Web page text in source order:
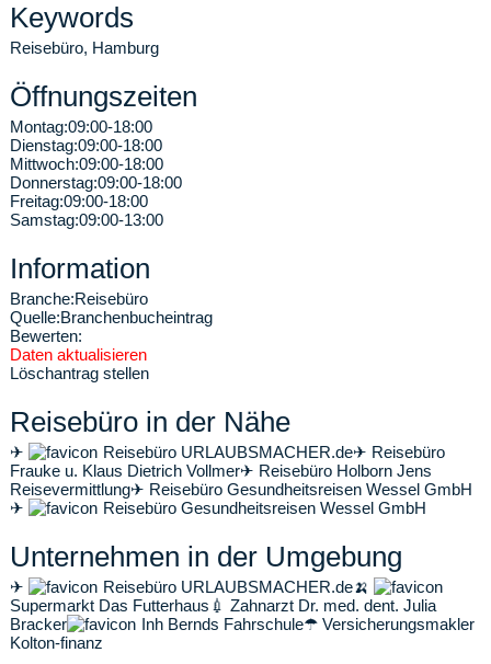
Keywords
Reisebüro, Hamburg
Öffnungszeiten
Montag:09:00-18:00
Dienstag:09:00-18:00
Mittwoch:09:00-18:00
Donnerstag:09:00-18:00
Freitag:09:00-18:00
Samstag:09:00-13:00
Information
Branche:Reisebüro
Quelle:Branchenbucheintrag
Bewerten:
Daten aktualisieren
Löschantrag stellen
Reisebüro in der Nähe
✈ Reisebüro URLAUBSMACHER.de✈ Reisebüro
Frauke u. Klaus Dietrich Vollmer✈ Reisebüro Holborn Jens
Reisevermittlung✈ Reisebüro Gesundheitsreisen Wessel GmbH
✈
Reisebüro Gesundheitsreisen Wessel GmbH
Unternehmen in der Umgebung
✈ Reisebüro URLAUBSMACHER.de🍌
Supermarkt Das Futterhaus 💉 Zahnarzt Dr. med. dent. Julia
Bracker
Inh Bernds Fahrschule☂ Versicherungsmakler
Kolton-finanz